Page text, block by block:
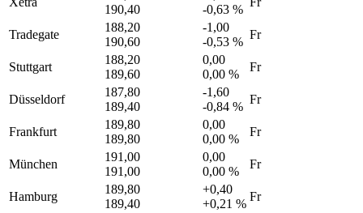
190,40
-0,63 %
Tradegate
188,20
190,60
-1,00
-0,53 %
Fr
Stuttgart
188,20
189,60
0,00
0,00 %
Fr
Düsseldorf
187,80
189,40
-1,60
-0,84 %
Fr
Frankfurt
189,80
189,80
0,00
0,00 %
Fr
München
191,00
191,00
0,00
0,00 %
Fr
Hamburg
189,80
189,40
+0,40
+0,21 %
Fr